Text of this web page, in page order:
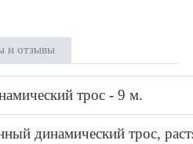
и отзывы
трос - 9 м.
динамический трос,